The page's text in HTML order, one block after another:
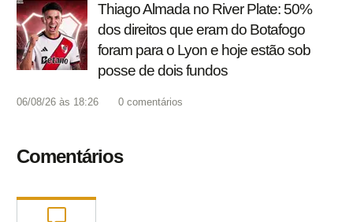
Thiago Almada no River Plate: 50%
dos direitos que eram do Botafogo
foram para o Lyon e hoje estão sob
posse de dois fundos
06/08/26 às 18:26 0 comentários
Comentários